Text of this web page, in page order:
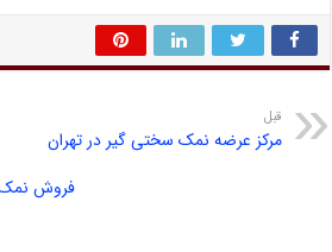
قبل
مرکز عرضه نمک سختی گیر در تهران
فروش نمک